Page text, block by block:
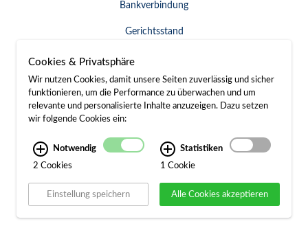
Bankverbindung
Gerichtsstand
Widerruf erklären
SERVICE & KONTAKT
Besuch / Anfahrt
Kontakt
Cookies & Privatsphäre
Wir nutzen Cookies, damit unsere Seiten zuverlässig und sicher
funktionieren, um die Performance zu überwachen und um
relevante und personalisierte Inhalte anzuzeigen. Dazu setzen
wir folgende Cookies ein:
Notwendig
2 Cookies
Statistiken
1 Cookie
Einstellung speichern Alle Cookies akzeptieren